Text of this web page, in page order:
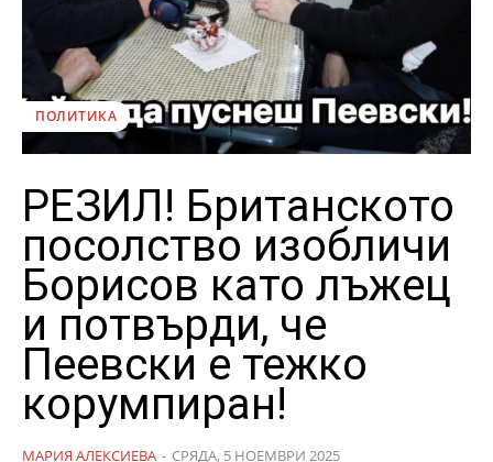
ПОЛИТИКА
РЕЗИЛ! Британското
посолство изобличи
Борисов като лъжец
и потвърди, че
Пеевски е тежко
корумпиран!
МАРИЯ АЛЕКСИЕВА - СРЯДА, 5 НОЕМВРИ 2025